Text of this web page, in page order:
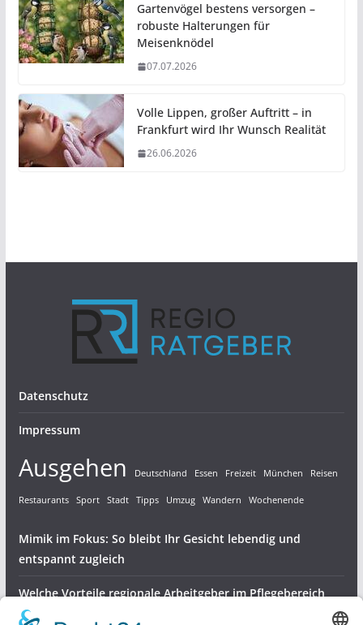
Gartenvögel bestens versorgen –
robuste Halterungen für
Meisenknödel
07.07.2026
Volle Lippen, großer Auftritt – in
Frankfurt wird Ihr Wunsch Realität
26.06.2026
Datenschutz
Impressum
Ausgehen Deutschland Essen Freizeit München Reisen
Restaurants Sport Stadt Tipps Umzug Wandern Wochenende
Mimik im Fokus: So bleibt Ihr Gesicht lebendig und
entspannt zugleich
Welche Vorteile regionale Arbeitgeber im Pflegebereich
bieten